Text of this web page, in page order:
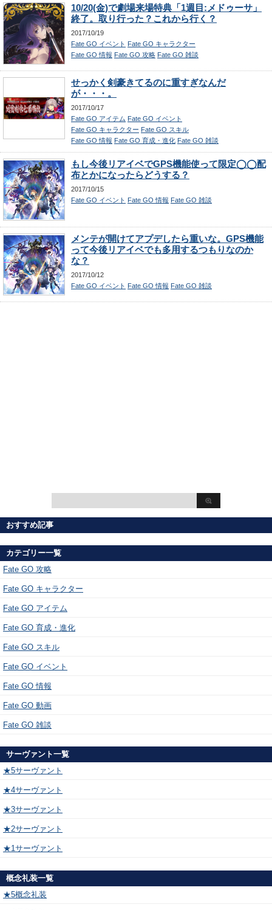
10/20(金)で劇場来場特典「1週目:メドゥーサ」
終了。取り行った？これから行く？
2017/10/19
Fate GO イベント Fate GO キャラクター
Fate GO 情報 Fate GO 攻略 Fate GO 雑談
せっかく剣豪きてるのに重すぎなんだ
が・・・。
2017/10/17
Fate GO アイテム Fate GO イベント
Fate GO キャラクター Fate GO スキル
Fate GO 情報 Fate GO 育成・進化 Fate GO 雑談
もし今後リアイベでGPS機能使って限定◯◯配
布とかになったらどうする？
2017/10/15
Fate GO イベント Fate GO 情報 Fate GO 雑談
メンテが開けてアプデしたら重いな。GPS機能
って今後リアイベでも多用するつもりなのか
な？
2017/10/12
Fate GO イベント Fate GO 情報 Fate GO 雑談
おすすめ記事
カテゴリー一覧
Fate GO 攻略
Fate GO キャラクター
Fate GO アイテム
Fate GO 育成・進化
Fate GO スキル
Fate GO イベント
Fate GO 情報
Fate GO 動画
Fate GO 雑談
サーヴァント一覧
★5サーヴァント
★4サーヴァント
★3サーヴァント
★2サーヴァント
★1サーヴァント
概念礼装一覧
★5概念礼装